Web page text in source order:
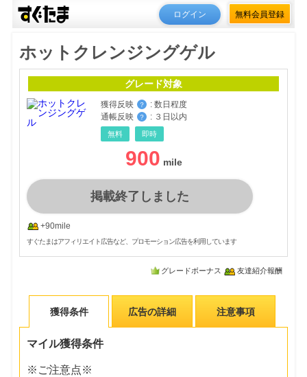
ログイン 無料会員登録
ホットクレンジングゲル
グレード対象
獲得反映 ？ : 数日程度
通帳反映
？ : ３日以内
無料 即時
900
掲載終了しました
+90mile
すぐたまはアフィリエイト広告など、プロモーション広告を利用しています
グレードボーナス 友達紹介報酬
獲得条件 広告の詳細 注意事項
マイル獲得条件
※ご注意点※